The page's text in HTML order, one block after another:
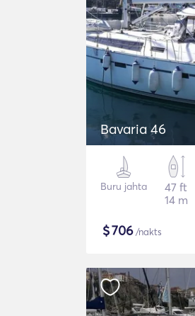
Bavaria 46
Buru jahta
47 ft
14 m
$706/nakts